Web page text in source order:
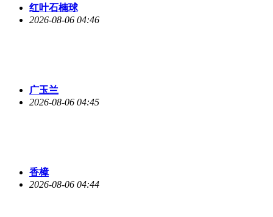
红叶石楠球
2026-08-06 04:46
广玉兰
2026-08-06 04:45
香樟
2026-08-06 04:44